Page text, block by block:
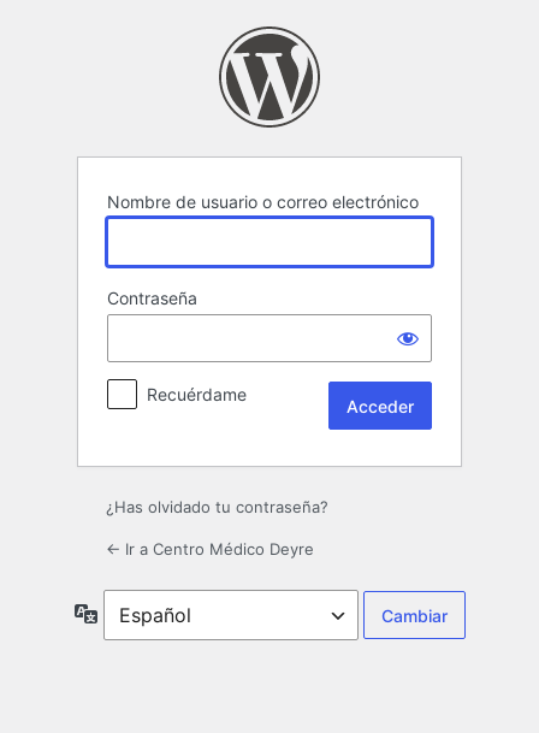
Nombre de usuario o correo electrónico
Contraseña
Recuérdame
¿Has olvidado tu contraseña?
← Ir a Centro Médico Deyre
Idioma